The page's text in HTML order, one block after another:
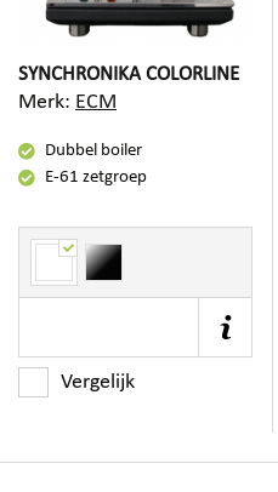
SYNCHRONIKA COLORLINE
Merk: ECM
Dubbel boiler
E-61 zetgroep
Vergelijk